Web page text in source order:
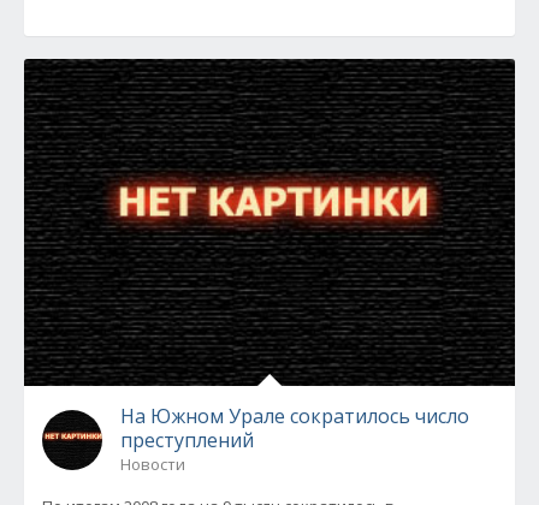
На Южном Урале сократилось число
преступлений
Новости